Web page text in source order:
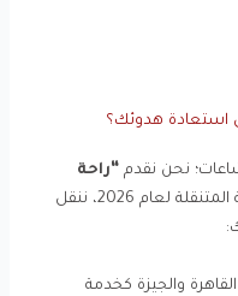
نحن نقدم“راحة
. بفضل أحدث تكنولوجيا الأشعة المتنقلة لعام 2026، ننقل
والجيزة كخدمة